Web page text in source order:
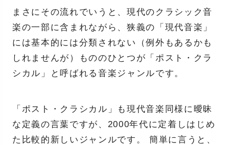
まさにその流れでいうと、現代のクラシック音
楽の一部に含まれながら、狭義の「現代音楽」
には基本的には分類されない（例外もあるかも
しれませんが）もののひとつが「ポスト・クラ
シカル」と呼ばれる音楽ジャンルです。
「ポスト・クラシカル」も現代音楽同様に曖昧
な定義の言葉ですが、2000年代に定着しはじめ
た比較的新しいジャンルです。 簡単に言うと、